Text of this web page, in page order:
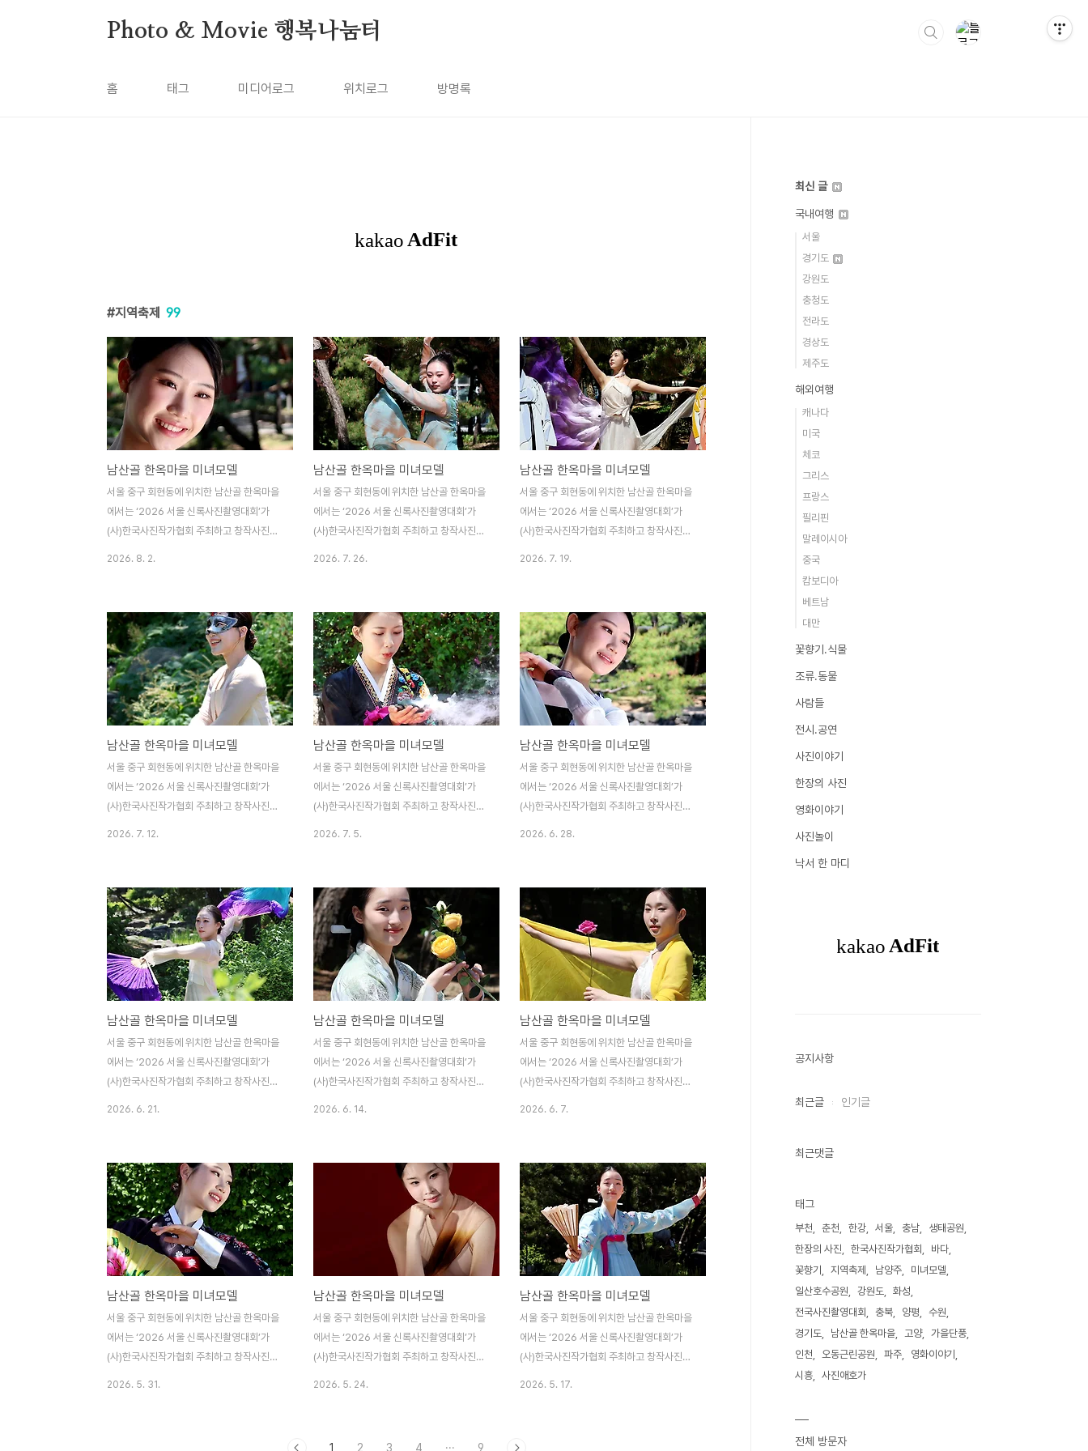
Photo & Movie 행복나눔터
홈 태그 미디어로그 위치로그 방명록
지역축제 99
남산골 한옥마을 미녀모델
서울 중구 회현동에 위치한 남산골 한옥마을
에서는 ‘2026 서울 신록사진촬영대회’가
(사)한국사진작가협회 주최하고 창작사진분
에서는 매년 다양한 전국사진촬영대회를 개
최하고 있으며, 지역축제와 더불어 아름다운
미녀모델들을 초빙하여 개최하는 사진촬영대
회가 대부분이다.
2026. 8. 2.
남산골 한옥마을 미녀모델
서울 중구 회현동에 위치한 남산골 한옥마을
에서는 ‘2026 서울 신록사진촬영대회’가
(사)한국사진작가협회 주최하고 창작사진분
에서는 매년 다양한 전국사진촬영대회를 개
최하고 있으며, 지역축제와 더불어 아름다운
미녀모델들을 초빙하여 개최하는 사진촬영대
회가 대부분이다.
2026. 7. 26.
남산골 한옥마을 미녀모델
서울 중구 회현동에 위치한 남산골 한옥마을
에서는 ‘2026 서울 신록사진촬영대회’가
(사)한국사진작가협회 주최하고 창작사진분
에서는 매년 다양한 전국사진촬영대회를 개
최하고 있으며, 지역축제와 더불어 아름다운
미녀모델들을 초빙하여 개최하는 사진촬영대
회가 대부분이다.
2026. 7. 19.
남산골 한옥마을 미녀모델
서울 중구 회현동에 위치한 남산골 한옥마을
에서는 ‘2026 서울 신록사진촬영대회’가
(사)한국사진작가협회 주최하고 창작사진분
에서는 매년 다양한 전국사진촬영대회를 개
최하고 있으며, 지역축제와 더불어 아름다운
미녀모델들을 초빙하여 개최하는 사진촬영대
회가 대부분이다.
2026. 7. 12.
남산골 한옥마을 미녀모델
서울 중구 회현동에 위치한 남산골 한옥마을
에서는 ‘2026 서울 신록사진촬영대회’가
(사)한국사진작가협회 주최하고 창작사진분
에서는 매년 다양한 전국사진촬영대회를 개
최하고 있으며, 지역축제와 더불어 아름다운
미녀모델들을 초빙하여 개최하는 사진촬영대
회가 대부분이다.
2026. 7. 5.
남산골 한옥마을 미녀모델
서울 중구 회현동에 위치한 남산골 한옥마을
에서는 ‘2026 서울 신록사진촬영대회’가
(사)한국사진작가협회 주최하고 창작사진분
에서는 매년 다양한 전국사진촬영대회를 개
최하고 있으며, 지역축제와 더불어 아름다운
미녀모델들을 초빙하여 개최하는 사진촬영대
회가 대부분이다.
2026. 6. 28.
남산골 한옥마을 미녀모델
서울 중구 회현동에 위치한 남산골 한옥마을
에서는 ‘2026 서울 신록사진촬영대회’가
(사)한국사진작가협회 주최하고 창작사진분
에서는 매년 다양한 전국사진촬영대회를 개
최하고 있으며, 지역축제와 더불어 아름다운
미녀모델들을 초빙하여 개최하는 사진촬영대
회가 대부분이다.
2026. 6. 21.
남산골 한옥마을 미녀모델
서울 중구 회현동에 위치한 남산골 한옥마을
에서는 ‘2026 서울 신록사진촬영대회’가
(사)한국사진작가협회 주최하고 창작사진분
에서는 매년 다양한 전국사진촬영대회를 개
최하고 있으며, 지역축제와 더불어 아름다운
미녀모델들을 초빙하여 개최하는 사진촬영대
2026. 6. 14.
남산골 한옥마을 미녀모델
서울 중구 회현동에 위치한 남산골 한옥마을
에서는 ‘2026 서울 신록사진촬영대회’가
(사)한국사진작가협회 주최하고 창작사진분
에서는 매년 다양한 전국사진촬영대회를 개
최하고 있으며, 지역축제와 더불어 아름다운
미녀모델들을 초빙하여 개최하는 사진촬영대
회가 대부분이다.
2026. 6. 7.
남산골 한옥마을 미녀모델
서울 중구 회현동에 위치한 남산골 한옥마을
에서는 ‘2026 서울 신록사진촬영대회’가
(사)한국사진작가협회 주최하고 창작사진분
2026. 5. 31.
남산골 한옥마을 미녀모델
서울 중구 회현동에 위치한 남산골 한옥마을
에서는 ‘2026 서울 신록사진촬영대회’가
(사)한국사진작가협회 주최하고 창작사진분
2026. 5. 24.
남산골 한옥마을 미녀모델
서울 중구 회현동에 위치한 남산골 한옥마을
에서는 ‘2026 서울 신록사진촬영대회’가
(사)한국사진작가협회 주최하고 창작사진분
2026. 5. 17.
1 2 3 4 ··· 9
최신 글
국내여행
서울
경기도
강원도
충청도
전라도
경상도
제주도
해외여행
캐나다
미국
체코
그리스
프랑스
필리핀
말레이시아
중국
캄보디아
베트남
대만
꽃향기.식물
조류.동물
사람들
전시.공연
사진이야기
한장의 사진
영화이야기
사진놀이
낙서 한 마디
공지사항
최근글 인기글
최근댓글
태그
부천 춘천 한강 서울 충남
생태공원
한장의 사진
한국사진작가협회
바다
꽃향기
지역축제 남양주
미녀모델
일산호수공원
강원도
화성
전국사진촬영대회
충북 양평
수원
경기도
남산골 한옥마을 고양
가을단풍
인천
오동근린공원 파주
영화이야기
시흥
사진애호가
전체 방문자